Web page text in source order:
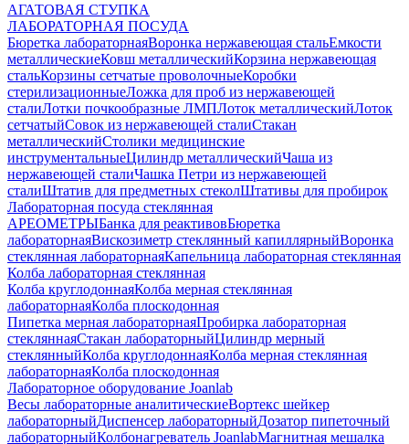
АГАТОВАЯ СТУПКА
ЛАБОРАТОРНАЯ ПОСУДА
Бюретка лабораторнаяВоронка нержавеющая стальЕмкости
металлическиеКовш металлическийКорзина нержавеющая
стальКорзины сетчатые проволочныеКоробки
стерилизационныеЛожка для проб из нержавеющей
сталиЛотки почкообразные ЛМПЛоток металлическийЛоток
сетчатыйСовок из нержавеющей сталиСтакан
металлическийСтолики медицинские
инструментальныеЦилиндр металлическийЧаша из
нержавеющей сталиЧашка Петри из нержавеющей
сталиШтатив для предметных стеколШтативы для пробирок
Лабораторная посуда стеклянная
АРЕОМЕТРЫБанка для реактивовБюретка
лабораторнаяВискозиметр стеклянный капиллярныйВоронка
стеклянная лабораторнаяКапельница лабораторная стеклянная
Колба лабораторная стеклянная
Колба круглодоннаяКолба мерная стеклянная
лабораторнаяКолба плоскодонная
Пипетка мерная лабораторнаяПробирка лабораторная
стекляннаяСтакан лабораторныйЦилиндр мерный
стеклянныйКолба круглодоннаяКолба мерная стеклянная
лабораторнаяКолба плоскодонная
Лабораторное оборудование Joanlab
Весы лабораторные аналитическиеВортекс шейкер
лабораторныйДиспенсер лабораторныйДозатор пипеточный
лабораторныйКолбонагреватель JoanlabМагнитная мешалка